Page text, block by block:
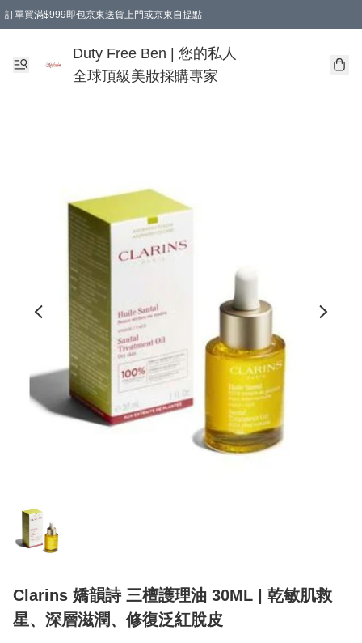
訂單買滿$999即包京東送貨上門或京東自提點
Duty Free Ben | 您的私人
全球頂級美妝採購專家
Clarins 嬌韻詩 三檀護理油 30ML | 乾敏肌救
星、深層滋潤、修復泛紅脫皮